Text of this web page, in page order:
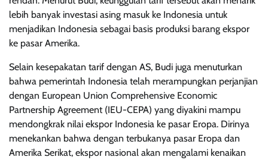
lebih banyak investasi asing masuk ke Indonesia untuk
menjadikan Indonesia sebagai basis produksi barang ekspor
ke pasar Amerika.
Selain kesepakatan tarif dengan AS, Budi juga menuturkan
bahwa pemerintah Indonesia telah merampungkan perjanjian
dengan European Union Comprehensive Economic
Partnership Agreement (IEU-CEPA) yang diyakini mampu
mendongkrak nilai ekspor Indonesia ke pasar Eropa. Dirinya
menekankan bahwa dengan terbukanya pasar Eropa dan
Amerika Serikat, ekspor nasional akan mengalami kenaikan